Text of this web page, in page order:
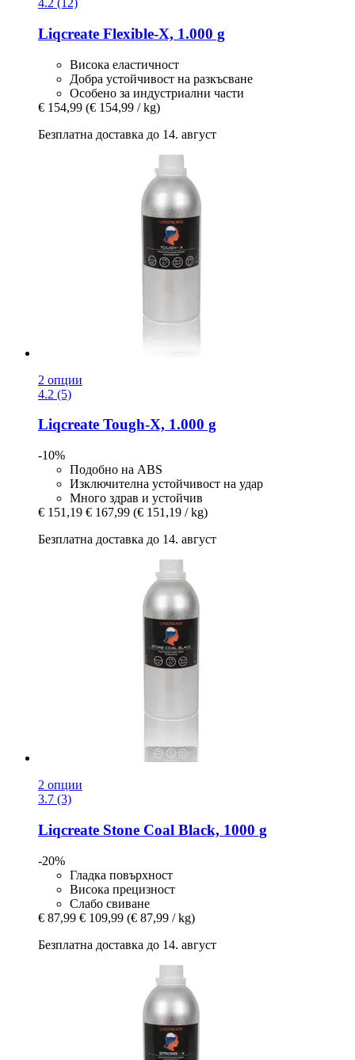
4.2 (12)
Liqcreate Flexible-​X, 1.000 g
Висока еластичност
Добра устойчивост на разкъсване
Особено за индустриални части
€ 154,99 (€ 154,99 / kg)
Безплатна доставка до 14. август
2 опции
4.2 (5)
Liqcreate Tough-​X, 1.000 g
-10%
Подобно на ABS
Изключителна устойчивост на удар
Много здрав и устойчив
€ 151,19 € 167,99 (€ 151,19 / kg)
Безплатна доставка до 14. август
2 опции
3.7 (3)
Liqcreate Stone Coal Black, 1000 g
-20%
Гладка повърхност
Висока прецизност
Слабо свиване
€ 87,99 € 109,99 (€ 87,99 / kg)
Безплатна доставка до 14. август